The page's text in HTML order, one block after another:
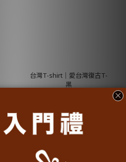
台灣T-shirt│愛台灣復古T-
黑